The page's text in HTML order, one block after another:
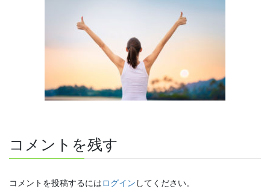
コメントを残す
コメントを投稿するにはログイン してください。